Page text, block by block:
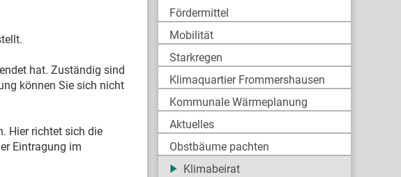
Fördermittel
Mobilität
Starkregen
Klimaquartier Frommershausen
Kommunale Wärmeplanung
Aktuelles
Obstbäume pachten
Klimabeirat
hat. Zuständig sind
können Sie sich nicht
Hier richtet sich die
Eintragung im